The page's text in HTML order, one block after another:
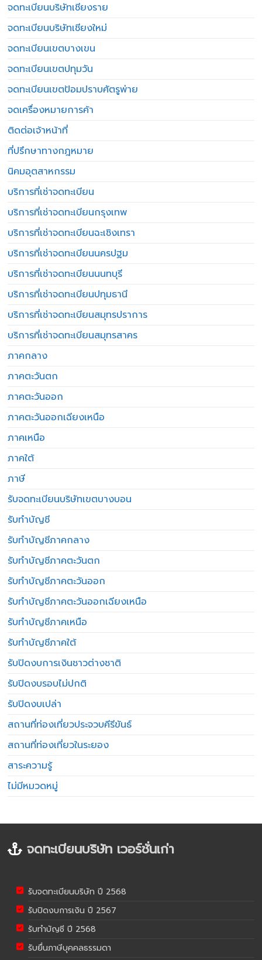
จดทะเบียนบริษัทเชียงราย
จดทะเบียนบริษัทเชียงใหม่
จดทะเบียนเขตบางเขน
จดทะเบียนเขตปทุมวัน
จดทะเบียนเขตป้อมปราบศัตรูพ่าย
จดเครื่องหมายการค้า
ติดต่อเจ้าหน้าที่
ที่ปรึกษาทางกฎหมาย
นิคมอุตสาหกรรม
บริการที่เช่าจดทะเบียน
บริการที่เช่าจดทะเบียนกรุงเทพ
บริการที่เช่าจดทะเบียนฉะเชิงเทรา
บริการที่เช่าจดทะเบียนนครปฐม
บริการที่เช่าจดทะเบียนนนทบุรี
บริการที่เช่าจดทะเบียนปทุมธานี
บริการที่เช่าจดทะเบียนสมุทรปราการ
บริการที่เช่าจดทะเบียนสมุทรสาคร
ภาคกลาง
ภาคตะวันตก
ภาคตะวันออก
ภาคตะวันออกเฉียงเหนือ
ภาคเหนือ
ภาคใต้
ภาษี
รับจดทะเบียนบริษัทเขตบางบอน
รับทำบัญชี
รับทำบัญชีภาคกลาง
รับทำบัญชีภาคตะวันตก
รับทำบัญชีภาคตะวันออก
รับทำบัญชีภาคตะวันออกเฉียงเหนือ
รับทำบัญชีภาคเหนือ
รับทำบัญชีภาคใต้
รับปิดงบการเงินชาวต่างชาติ
รับปิดงบรอบไม่ปกติ
รับปิดงบเปล่า
สถานที่ท่องเที่ยวประจวบคีรีขันธ์
สถานที่ท่องเที่ยวในระยอง
สาระความรู้
ไม่มีหมวดหมู่
จดทะเบียนบริษัท เวอร์ชั่นเก่า
รับจดทะเบียนบริษัท ปี 2568
รับปิดงบการเงิน ปี 2567
รับทำบัญชี ปี 2568
รับยื่นภาษีบุคคลธรรมดา